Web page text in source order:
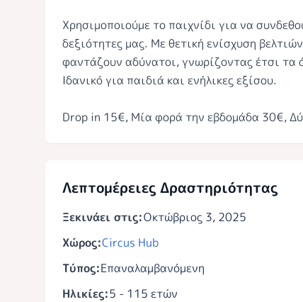
Χρησιμοποιούμε το παιχνίδι για να
δεξιότητες μας. Με θετική ενίσχυση
φαντάζουν αδύνατοι, γνωρίζοντας έτσι τα
Ιδανικό για παιδιά και ενήλικες εξίσου.
Drop in 15€, Μία φορά την εβδομάδα 30€,
Λεπτομέρειες Δραστηριότητας
Ξεκινάει στις:Οκτώβριος 3, 2025
Χώρος:Circus Hub
Τύπος:Επαναλαμβανόμενη
Ηλικίες:5 - 115 ετών